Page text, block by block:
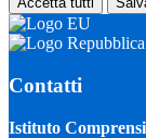
Contatti
Istituto